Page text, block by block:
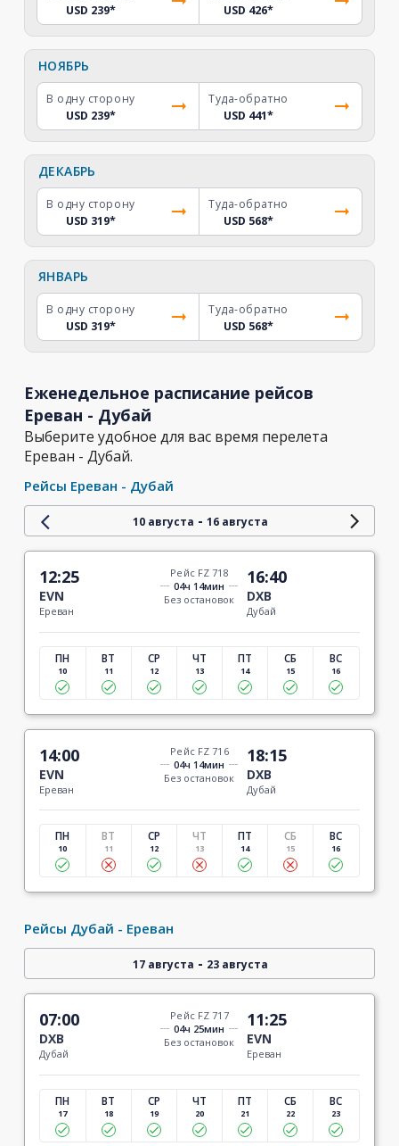
USD 239*
USD 426*
НОЯБРЬ
В одну сторону
USD 239*
Туда-обратно
USD 441*
ДЕКАБРЬ
В одну сторону
USD 319*
Туда-обратно
USD 568*
ЯНВАРЬ
В одну сторону
USD 319*
Туда-обратно
USD 568*
Еженедельное расписание рейсов
Ереван - Дубай
Выберите удобное для вас время перелета
Ереван - Дубай.
Рейсы Ереван - Дубай
10 августа - 16 августа
12:25
EVN
Ереван
Рейс FZ 718
04ч 14мин
Без остановок
16:40
DXB
Дубай
ПН
10
ВТ
11
СР
12
ЧТ
13
ПТ
14
СБ
15
ВС
16
14:00
EVN
Ереван
Рейс FZ 716
04ч 14мин
Без остановок
18:15
DXB
Дубай
ПН
10
ВТ
11
СР
12
ЧТ
13
ПТ
14
СБ
15
ВС
16
Рейсы Дубай - Ереван
17 августа - 23 августа
07:00
DXB
Дубай
Рейс FZ 717
04ч 25мин
Без остановок
11:25
EVN
Ереван
ПН
17
ВТ
18
СР
19
ЧТ
20
ПТ
21
СБ
22
ВС
23